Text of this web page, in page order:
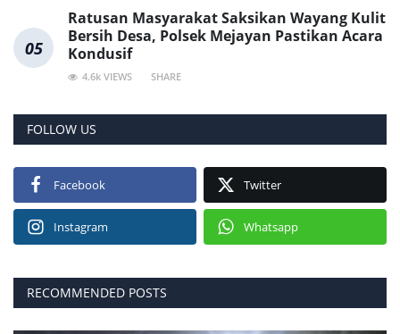
05
Ratusan Masyarakat Saksikan Wayang Kulit
Bersih Desa, Polsek Mejayan Pastikan Acara
Kondusif
4.6k VIEWS SHARE
FOLLOW US
Facebook Twitter
Instagram Whatsapp
RECOMMENDED POSTS